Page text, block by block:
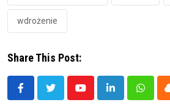
wdrożenie
Share This Post:
YoutubeLinkedIn